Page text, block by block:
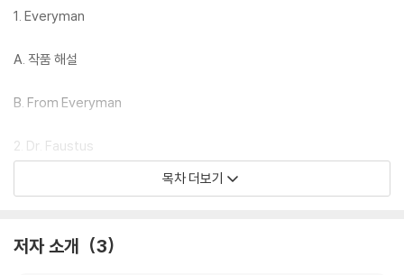
1. Everyman
A. 작품 해설
B. From Everyman
2. Dr. Faustus
목차 더보기
저자 소개 3